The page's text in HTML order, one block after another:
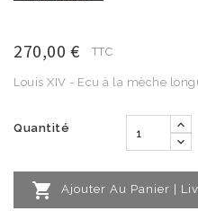
270,00 € TTC
Louis XIV - Ecu à la mèche
Quantité
 Ajouter Au Panier |